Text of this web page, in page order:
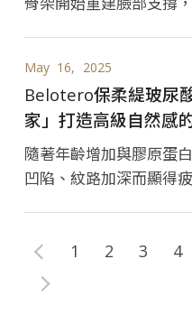
CaHA微晶球與膠原再生
網、改善鬆垮與凹陷，
神的自然美感。
May 16 2025
Belotero保柔緹玻尿
家」打造高級自然感
隨著年齡增加與膠原蛋
凹陷、紋路加深而顯得
提升支撐力，適合改善
造澎潤光澤。搭配專業
1 2 3 4